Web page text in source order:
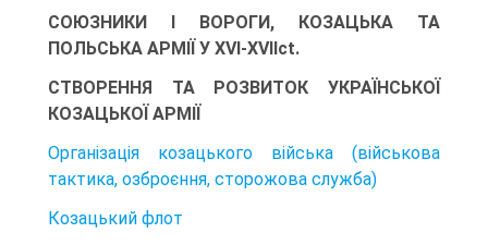
СОЮЗНИКИ І ВОРОГИ, КОЗАЦЬКА ТА
ПОЛЬСЬКА АРМІЇ У XVI-XVIIct.
СТВОРЕННЯ ТА РОЗВИТОК УКРАЇНСЬКОЇ
КОЗАЦЬКОЇ АРМІЇ
Організація козацького війська (військова
тактика, озброєння, сторожова служба)
Козацький флот